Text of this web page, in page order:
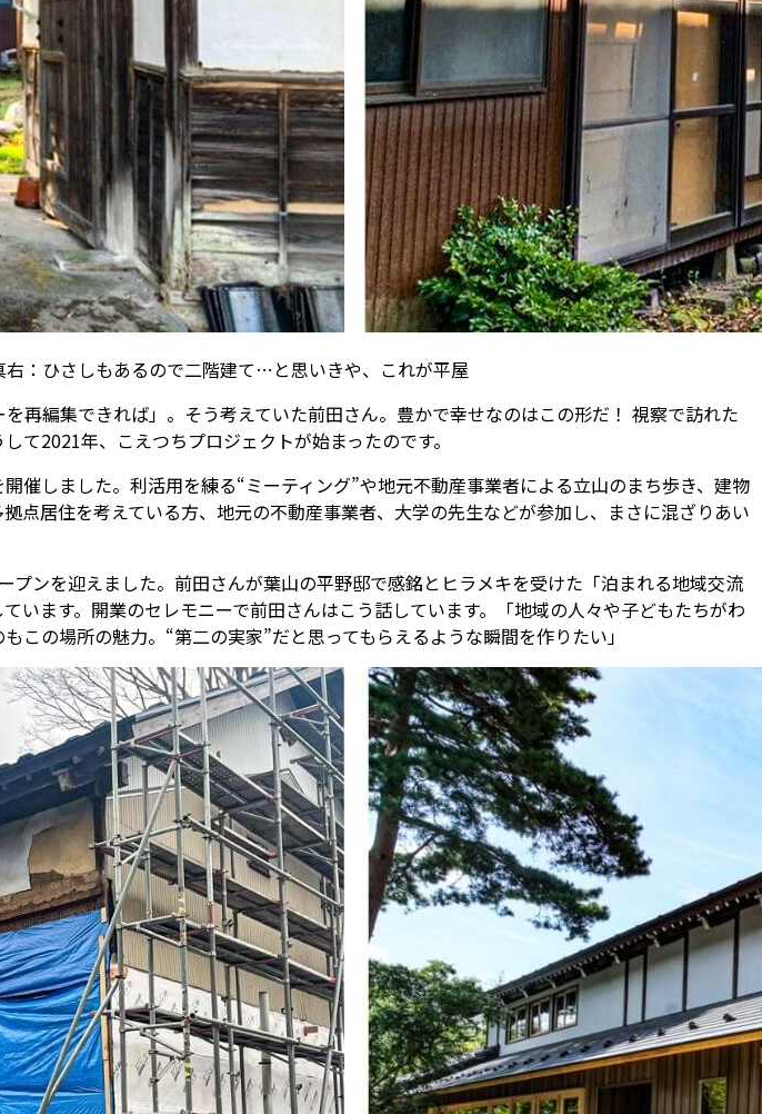
右：ひさしもあるので二階建て…と思いきや、これが平屋
編集できれば」。そう考えていた前田さん。豊かで幸せなのはこの形だ――！ 視察で訪れた
2021年、こえつちプロジェクトが始まったのです。
しました。利活用を練る“ミーティング”や地元不動産事業者による立山のまち歩き、建物
居住を考えている方、地元の不動産事業者、大学の先生などが参加し、まさに混ざりあい
ンを迎えました。前田さんが葉山の平野邸で感銘とヒラメキを受けた「泊まれる地域交流
ます。開業のセレモニーで前田さんはこう話しています。「地域の人々や子どもたちがわ
の場所の魅力。“第二の実家”だと思ってもらえるような瞬間を作りたい」